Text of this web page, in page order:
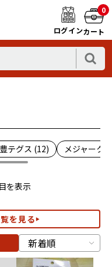
ログイン
0
カート
テグス (12) メジャーク
を表示
を見る